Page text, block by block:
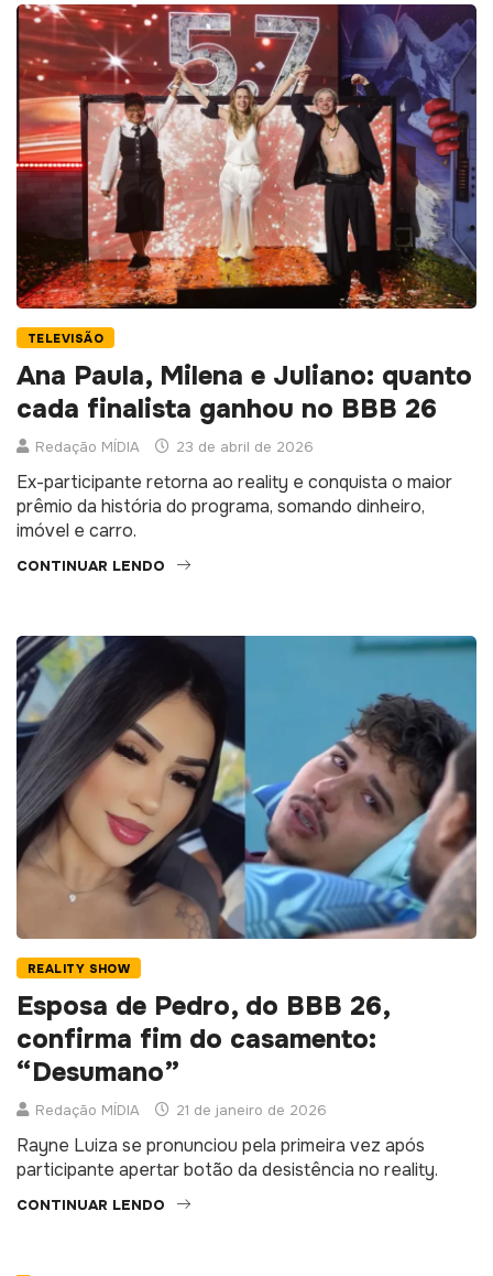
TELEVISÃO
Ana Paula, Milena e Juliano: quanto
cada finalista ganhou no BBB 26
Redação MÍDIA 23 de abril de 2026
Ex-participante retorna ao reality e conquista o maior
prêmio da história do programa, somando dinheiro,
imóvel e carro.
CONTINUAR LENDO
REALITY SHOW
Esposa de Pedro, do BBB 26,
confirma fim do casamento:
“Desumano”
Redação MÍDIA 21 de janeiro de 2026
Rayne Luiza se pronunciou pela primeira vez após
participante apertar botão da desistência no reality.
CONTINUAR LENDO